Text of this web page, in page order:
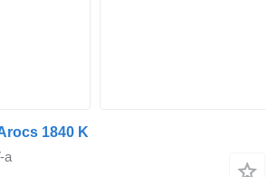
1840 K
a